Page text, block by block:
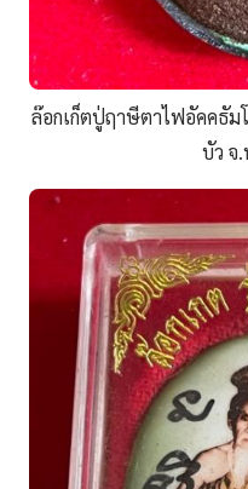
ล๊อกเก็ตปู่ฤาษีตาไฟอัคคธัม
บัว จ